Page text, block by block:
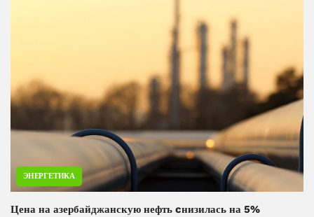
ЭНЕРГЕТИКА
Цена на азербайджанскую нефть cнизилась на 5%